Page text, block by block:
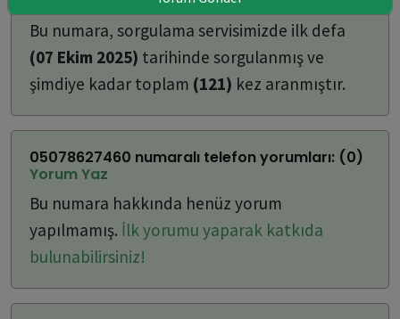
Bu numara, sorgulama servisimizde ilk defa
(07 Ekim 2025) tarihinde sorgulanmış ve
şimdiye kadar toplam (121) kez aranmıştır.
05078627460 numaralı telefon yorumları: (0)
Yorum Yaz
Bu numara hakkında henüz yorum
yapılmamış. İlk yorumu yaparak katkıda
bulunabilirsiniz!